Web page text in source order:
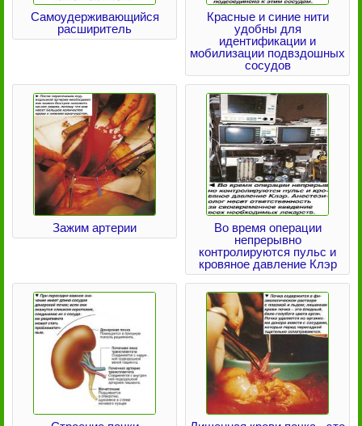
Самоудерживающийся
расширитель
Красные и синие нити
удобны для
идентификации и
мобилизации подвздошных
сосудов
Зажим артерии
Во время операции
непрерывно
контролируются пульс и
кровяное давление Клэр